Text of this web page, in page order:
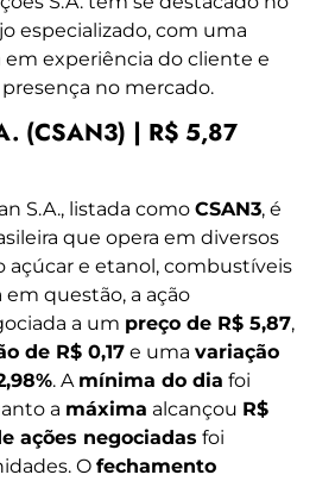
especializado, com uma
em experiência do cliente e
no mercado.
(CSAN3) | R$ 5,87
S.A., listada como CSAN3, é
que opera em diversos
açúcar e etanol, combustíveis
em questão, a ação
a um preço de R$ 5,87,
de R$ 0,17 e uma variação
. A mínima do dia foi
a máxima alcançou R$
ações negociadas foi
O fechamento